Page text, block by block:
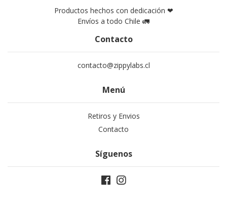
Productos hechos con dedicación ❤
Envíos a todo Chile 🚛
Contacto
contacto@zippylabs.cl
Menú
Retiros y Envios
Contacto
Síguenos